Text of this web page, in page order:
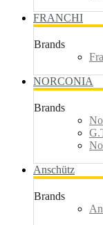
FRANCHI
Brands
NORCONIA
Brands
Anschütz
Brands